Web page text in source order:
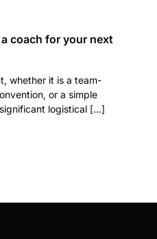
coach for your next
whether it is a team-
or a simple
logistical […]